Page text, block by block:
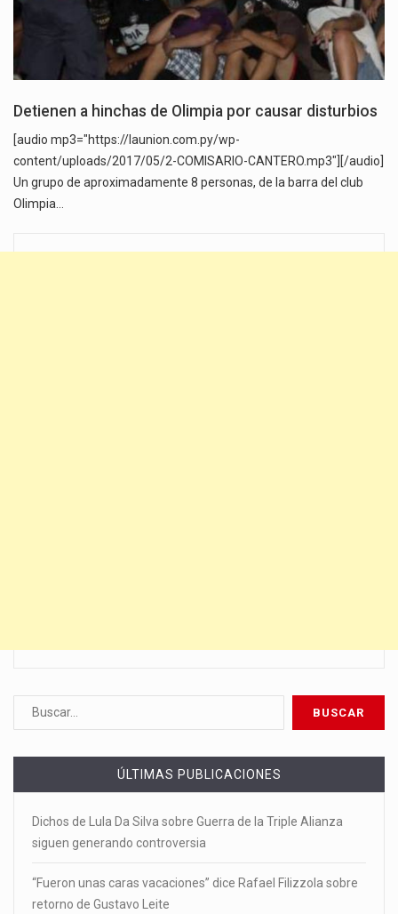
Detienen a hinchas de Olimpia por causar disturbios
[audio mp3="https://launion.com.py/wp-
content/uploads/2017/05/2-COMISARIO-CANTERO.mp3"][/audio]
Un grupo de aproximadamente 8 personas, de la barra del club
Olimpia…
ÚLTIMAS PUBLICACIONES
Dichos de Lula Da Silva sobre Guerra de la Triple Alianza
siguen generando controversia
“Fueron unas caras vacaciones” dice Rafael Filizzola sobre
retorno de Gustavo Leite